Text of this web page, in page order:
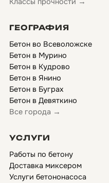
ГЕОГРАФИЯ
Бетон во Всеволожске
Бетон в Мурино
Бетон в Кудрово
Бетон в Янино
Бетон в Буграх
Бетон в Девяткино
Все города →
УСЛУГИ
Работы по бетону
Доставка миксером
Услуги бетононасоса